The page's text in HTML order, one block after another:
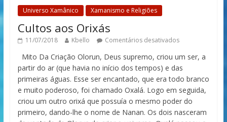
Universo Xamânico Xamanismo e Religiões
Cultos aos Orixás
11/07/2018 Kbello Comentários desativados
Mito Da Criação Olorun, Deus supremo, criou um ser, a
partir do ar (que havia no início dos tempos) e das
primeiras águas. Esse ser encantado, que era todo branco
e muito poderoso, foi chamado Oxalá. Logo em seguida,
criou um outro orixá que possuía o mesmo poder do
primeiro, dando-lhe o nome de Nanan. Os dois nasceram